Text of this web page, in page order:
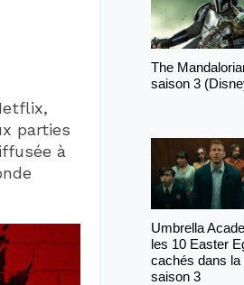
parties
à
The
saison 3
Umbrella
les 10 Easter
cachés dans la
saison 3